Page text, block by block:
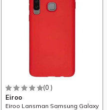
(0 )
Eiroo
Eiroo Lansman Samsung Galaxy